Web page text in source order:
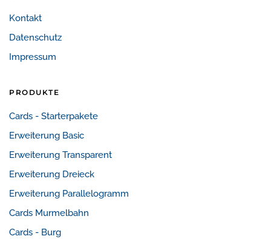
Kontakt
Datenschutz
Impressum
PRODUKTE
Cards - Starterpakete
Erweiterung Basic
Erweiterung Transparent
Erweiterung Dreieck
Erweiterung Parallelogramm
Cards Murmelbahn
Cards - Burg